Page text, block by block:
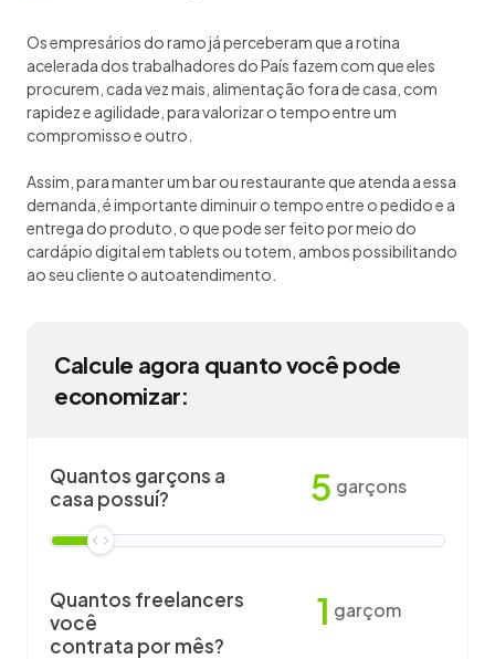
Os empresários do ramo já perceberam que a rotina
acelerada dos trabalhadores do País fazem com que eles
procurem, cada vez mais, alimentação fora de casa, com
rapidez e agilidade, para valorizar o tempo entre um
compromisso e outro.
Assim, para manter um bar ou restaurante que atenda a essa
demanda, é importante diminuir o tempo entre o pedido e a
entrega do produto, o que pode ser feito por meio do
cardápio digital em tablets ou totem, ambos possibilitando
ao seu cliente o autoatendimento.
Calcule agora quanto você pode
economizar:
Quantos garçons a
casa possuí?
5 garçons
Quantos freelancers
você
contrata por mês?
1 garçom